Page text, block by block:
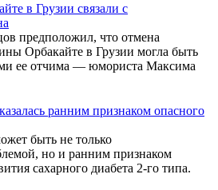
в Грузии связали с
предположил, что отмена
Орбакайте в Грузии могла быть
ее отчима — юмориста Максима
ранним признаком опасного
быть не только
но и ранним признаком
сахарного диабета 2-го типа.